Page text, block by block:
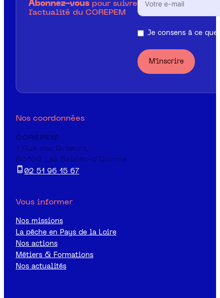
Nos coordonnées
COREPEM
1 Rue des Greeurs,
85100 Les Sables-d'Olonne
02 51 96 15 67
Vous informer
Nos missions
La pêche en Pays de la Loire
Nos actions
Métiers & Formations
Nos actualités
Abonnez-vouspour suivre
l'actualité du COREPEM
Je consens à ce
M'inscrire